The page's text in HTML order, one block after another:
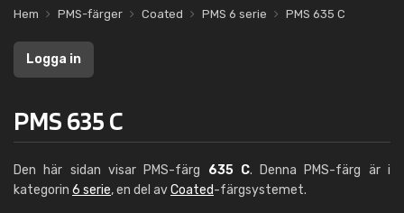
Hem PMS-färger Coated PMS 6 serie PMS 635 C
Logga in
PMS 635 C
Den här sidan visar PMS-färg 635 C. Denna PMS-färg är i
kategorin 6 serie, en del avCoated-färgsystemet.